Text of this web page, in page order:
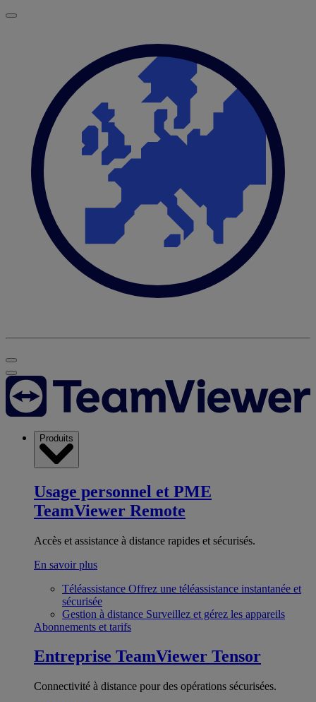
Produits
Usage personnel et PME
TeamViewer Remote
Accès et assistance à distance rapides et sécurisés.
En savoir plus
Téléassistance Offrez une téléassistance instantanée et
sécurisée
Gestion à distance Surveillez et gérez les appareils
Abonnements et tarifs
Entreprise TeamViewer Tensor
Connectivité à distance pour des opérations sécurisées.